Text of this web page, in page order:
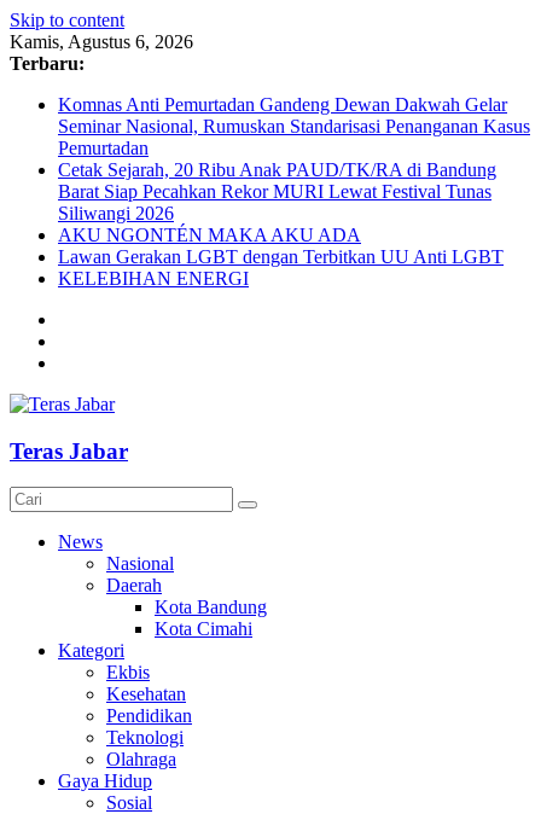
Skip to content
Kamis, Agustus 6, 2026
Terbaru:
Komnas Anti Pemurtadan Gandeng Dewan Dakwah Gelar
Seminar Nasional, Rumuskan Standarisasi Penanganan Kasus
Pemurtadan
Cetak Sejarah, 20 Ribu Anak PAUD/TK/RA di Bandung
Barat Siap Pecahkan Rekor MURI Lewat Festival Tunas
Siliwangi 2026
AKU NGONTÉN MAKA AKU ADA
Lawan Gerakan LGBT dengan Terbitkan UU Anti LGBT
KELEBIHAN ENERGI
Teras Jabar
News
Nasional
Daerah
Kota Bandung
Kota Cimahi
Kategori
Ekbis
Kesehatan
Pendidikan
Teknologi
Olahraga
Gaya Hidup
Sosial